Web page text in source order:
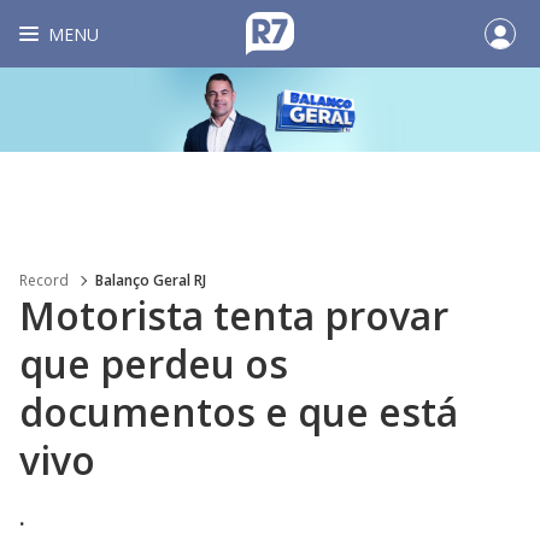
MENU
Record Balanço Geral RJ
Motorista tenta provar
que perdeu os
documentos e que está
vivo
.